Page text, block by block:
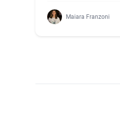
Maiara Franzoni